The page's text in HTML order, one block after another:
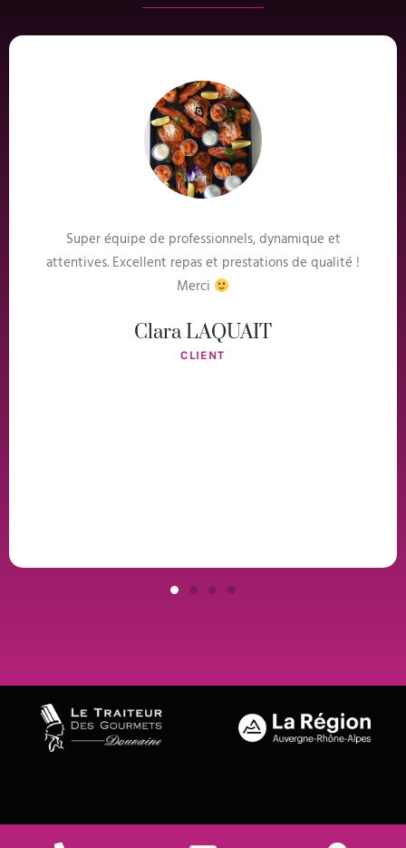
Super équipe de professionnels, dynamique et
attentives. Excellent repas et prestations de qualité !
Merci
Clara LAQUAIT
CLIENT